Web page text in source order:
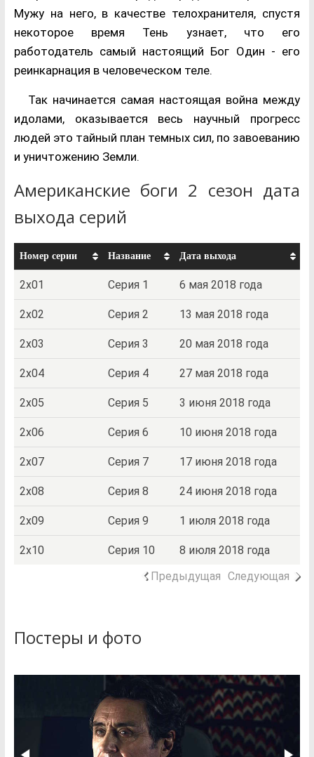
Мужу на него, в качестве телохранителя, спустя
некоторое время Тень узнает, что его
работодатель самый настоящий Бог Один - его
реинкарнация в человеческом теле.
Так начинается самая настоящая война между
идолами, оказывается весь научный прогресс
людей это тайный план темных сил, по завоеванию
и уничтожению Земли.
Американские боги 2 сезон дата
выхода серий
Номер серии Название Дата выхода
2x01 Серия 1 6 мая 2018 года
2x02 Серия 2 13 мая 2018 года
2x03 Серия 3 20 мая 2018 года
2x04 Серия 4 27 мая 2018 года
2x05 Серия 5 3 июня 2018 года
2x06 Серия 6 10 июня 2018 года
2x07 Серия 7 17 июня 2018 года
2x08 Серия 8 24 июня 2018 года
2x09 Серия 9 1 июля 2018 года
2x10 Серия 10
8 июля 2018 года
Предыдущая Следующая
Постеры и фото